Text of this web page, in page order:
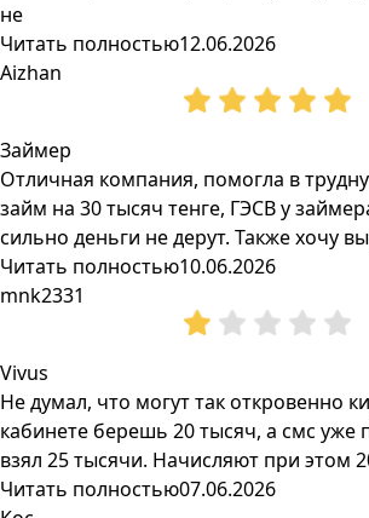
не
Читать полностью12.06.2026
Aizhan
Займер
Отличная компания, помогла в
займ на 30 тысяч тенге, ГЭСВ у
сильно деньги не дерут. Также хочу
Читать полностью10.06.2026
mnk2331
Vivus
Не думал, что могут так откровенно
кабинете берешь 20 тысяч, а смс уже
взял 25 тысячи. Начисляют при этом
Читать полностью07.06.2026